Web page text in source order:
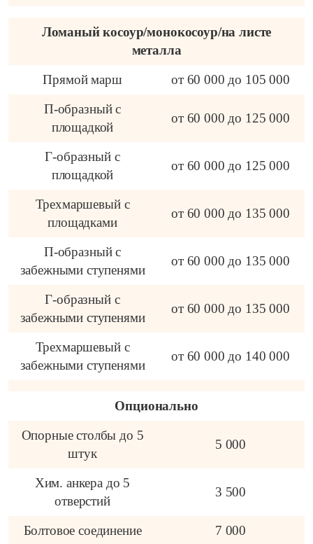
Ломаный косоур/монокосоур/на листе
металла
Прямой марш
от 60 000 до 105 000
П-образный с
площадкой
от 60 000 до 125 000
Г-образный с
площадкой
от 60 000 до 125 000
Трехмаршевый с
площадками
от 60 000 до 135 000
П-образный с
забежными ступенями
от 60 000 до 135 000
Г-образный с
забежными ступенями
от 60 000 до 135 000
Трехмаршевый с
забежными ступенями
от 60 000 до 140 000
Опционально
Опорные столбы до 5
штук
5 000
Хим. анкера до 5
отверстий
3 500
Болтовое соединение
7 000